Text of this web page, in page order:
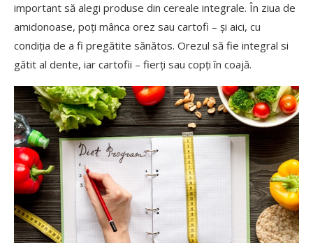
important să alegi produse din cereale integrale. În ziua de
amidonoase, poți mânca orez sau cartofi – și aici, cu
condiția de a fi pregătite sănătos. Orezul să fie integral si
gătit al dente, iar cartofii – fierți sau copți în coajă.